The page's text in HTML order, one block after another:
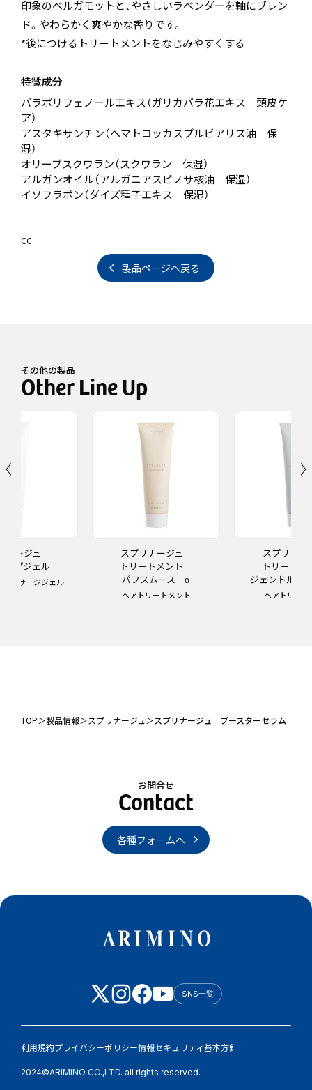
印象のベルガモットと、やさしいラベンダーを軸にブレン
ド。やわらかく爽やかな香りです。
*後につけるトリートメントをなじみやすくする
特徴成分
バラポリフェノールエキス（ガリカバラ花エキス 頭皮ケ
ア）
アスタキサンチン（ヘマトコッカスプルビアリス油 保
湿）
オリーブスクワラン（スクワラン 保湿）
アルガンオイル（アルガニアスピノサ核油 保湿）
イソフラボン（ダイズ種子エキス 保湿）
CC
製品ページへ戻る
その他の製品
ナージュ
ルプジェル
ッサージジェル
スプリナージュ
トリートメント
パフスムース α
ヘアトリートメント
スプリナ
トリート
ジェントルモ
ヘアトリー
TOP＞製品情報＞スプリナージュ ＞スプリナージュ ブースターセラム
お問合せ
各種フォームへ
SNS一覧
利用規約プライバシーポリシー情報セキュリティ基本方針
2024©ARIMINO CO.,LTD. all rights reserved.